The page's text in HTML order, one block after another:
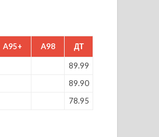
A95+ A98 ДТ
89.99
89.90
78.95